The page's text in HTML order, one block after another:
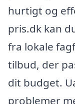
hurtigt og
pris.dk kan
fra lokale
tilbud, der
dit budget.
problemer